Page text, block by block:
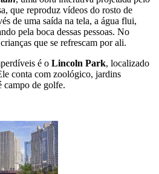
que reproduz vídeos do rosto de
de uma saída na tela, a água flui,
pela boca dessas pessoas. No
que se refrescam por ali.
é o Lincoln Park, localizado
conta com zoológico, jardins
campo de golfe.